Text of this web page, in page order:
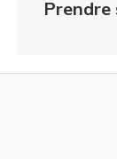
Prendre